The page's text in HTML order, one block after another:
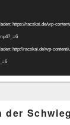
https://racskai.de/wp-
http://racskai.de/wp-
der